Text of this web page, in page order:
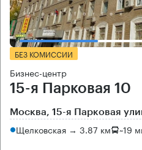
БЕЗ КОМИССИИ
Бизнес-центр
15-я Парковая 10
Москва, 15-я Парковая
Щелковская → 3.87 км ~19